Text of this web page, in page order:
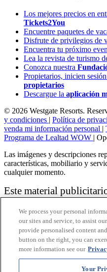
Los mejores precios en
Tickets2You
Encuentre paquetes de
Disfrute de privilegios de
Encuentra tu próximo
Lea la revista de turismo
Conozca nuestra
Propietarios, inicien
propietarios
Descargue la aplicación
© 2026 Westgate Resorts.
y condiciones | Política de
venda mi información personal |
Programa de Lealtad WOW |
Las imágenes y descripciones
características, mobiliario y
cualquier momento.
Este material
vacacional.
Aviso: las funciones de
ser una lista exhaustiva o
de la instalación,
habitaciones y / o comodidades
obtener información sobre
We process your personal
our sites and service, to assist
provide personalised content
button on the right, you can
more information see our
Your